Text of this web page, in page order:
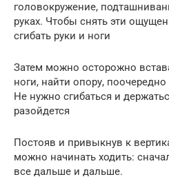
головокружение,
руках. Чтобы снять эти
сгибать руки и ноги
Затем можно осторожно
ноги, найти опору,
Не нужно сгибаться и
разойдется
Постояв и привыкнув к
можно начинать ходить:
все дальше и дальше.